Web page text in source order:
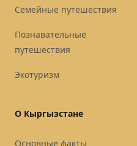
Семейные путешествия
Познавательные
путешествия
Экотуризм
О Кыргызстане
Основные факты